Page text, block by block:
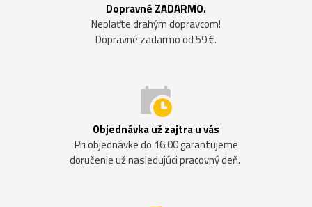
Dopravné ZADARMO.
Neplaťte drahým dopravcom!
Dopravné zadarmo od 59 €.
Objednávka už zajtra u vás
Pri objednávke do 16:00 garantujeme
doručenie už nasledujúci pracovný deň.